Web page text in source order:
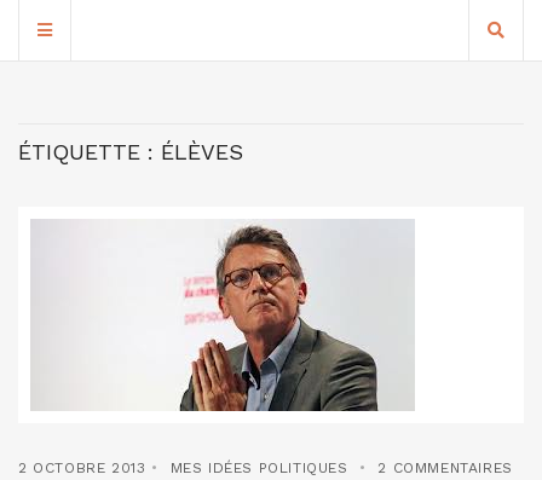
ÉTIQUETTE : ÉLÈVES
2 OCTOBRE 2013 MES IDÉES POLITIQUES 2 COMMENTAIRES